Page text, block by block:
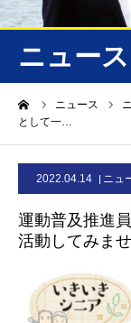
ニュース
ニュース
として一…
2022.04.14 ニュ
運動普及推進
活動してみま
ニュース/ト
ニュース
お問合せ